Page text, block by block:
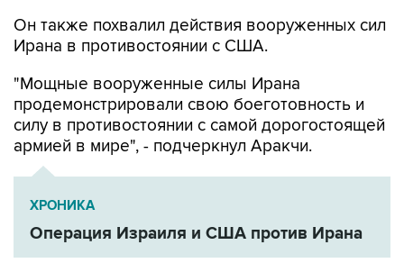
Он также похвалил действия вооруженных сил
Ирана в противостоянии с США.
"Мощные вооруженные силы Ирана
продемонстрировали свою боеготовность и
силу в противостоянии с самой дорогостоящей
армией в мире", - подчеркнул Аракчи.
ХРОНИКА
Операция Израиля и США против Ирана